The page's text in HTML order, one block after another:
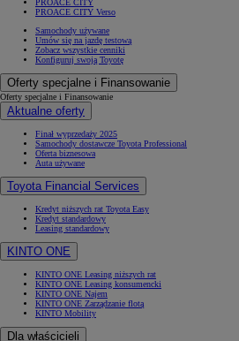
PROACE CITY
PROACE CITY Verso
Samochody używane
Umów się na jazdę testową
Zobacz wszystkie cenniki
Konfiguruj swoją Toyotę
Oferty specjalne i Finansowanie
Oferty specjalne i Finansowanie
Aktualne oferty
Finał wyprzedaży 2025
Samochody dostawcze Toyota Professional
Oferta biznesowa
Auta używane
Toyota Financial Services
Kredyt niższych rat Toyota Easy
Kredyt standardowy
Leasing standardowy
KINTO ONE
KINTO ONE Leasing niższych rat
KINTO ONE Leasing konsumencki
KINTO ONE Najem
KINTO ONE Zarządzanie flotą
KINTO Mobility
Dla właścicieli